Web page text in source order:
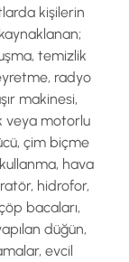
kişilerin
temizlik
radyo
makinesi,
veya motorlu
çim biçme
hava
hidrofor,
bacaları,
düğün,
evcil